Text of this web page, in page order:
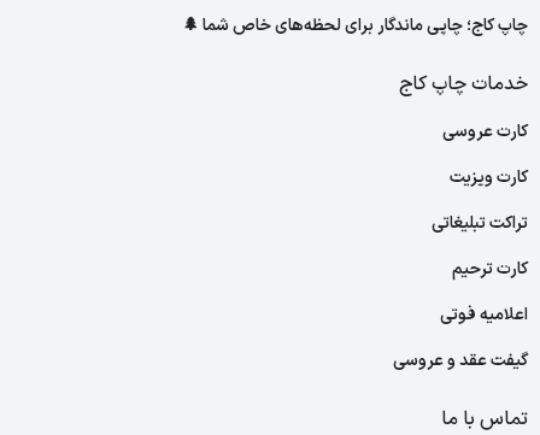
چاپ کاج؛ چاپی ماندگار برای لحظه‌های خاص شما 🌲
خدمات چاپ کاج
کارت عروسی
کارت ویزیت
تراکت تبلیغاتی
کارت ترحیم
اعلامیه فوتی
گیفت عقد و عروسی
تماس با ما